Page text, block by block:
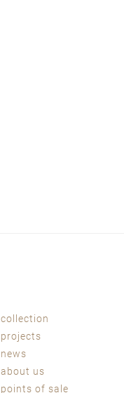
collection
projects
news
about us
points of sale